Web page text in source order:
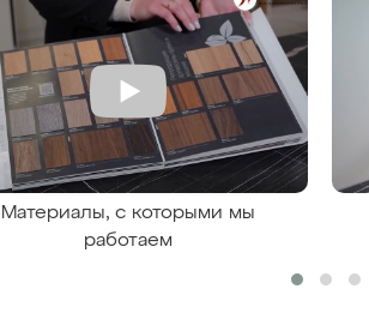
Материалы, с которыми мы
работаем